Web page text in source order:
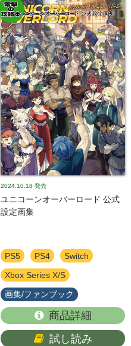
2024.10.18 発売
ユニコーンオーバーロード 公式
設定画集
PS5 PS4 Switch
Xbox Series X/S
画集/ファンブック
商品詳細
試し読み